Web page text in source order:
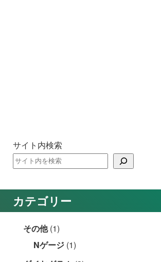
サイト内検索
カテゴリー
その他(1)
Nゲージ (1)